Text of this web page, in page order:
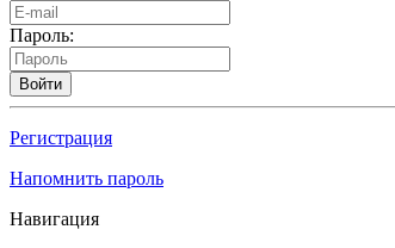
Пароль:
Войти
Регистрация
Напомнить пароль
Навигация